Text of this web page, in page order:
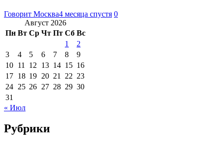
Говорит Москва4 месяца спустя 0
Август 2026
Пн Вт Ср Чт Пт Сб Вс
1
2
3
4 5 6 7 8
9
10 11 12 13 14 15 16
17 18 19 20 21 22 23
24 25 26 27 28 29 30
31
« Июл
Рубрики